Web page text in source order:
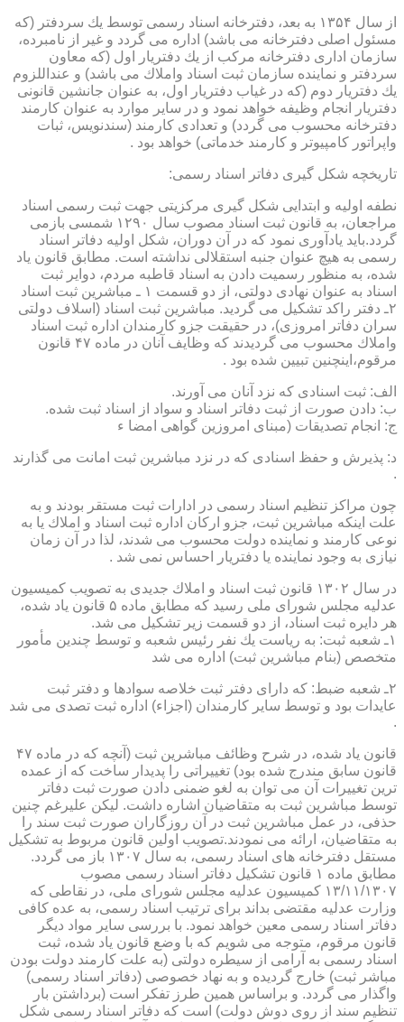
از سال ۱۳۵۴ به بعد، دفترخانه اسناد رسمی توسط یك سردفتر (كه
مسئول اصلی دفترخانه می باشد) اداره می گردد و غیر از نامبرده،
سازمان اداری دفترخانه مركب از یك دفتریار اول (كه معاون
سردفتر و نماینده سازمان ثبت اسناد واملاك می باشد) و عنداللزوم
یك دفتریار دوم (كه در غیاب دفتریار اول، به عنوان جانشین قانونی
دفتریار انجام وظیفه خواهد نمود و در سایر موارد به عنوان كارمند
دفترخانه محسوب می گردد) و تعدادی كارمند (سندنویس، ثبات
واپراتور كامپیوتر و كارمند خدماتی) خواهد بود .
تاریخچه شكل گیری دفاتر اسناد رسمی:
نطفه اولیه و ابتدایی شكل گیری مركزیتی جهت ثبت رسمی اسناد
مراجعان، به قانون ثبت اسناد مصوب سال ۱۲۹۰ شمسی بازمی
گردد.باید یادآوری نمود كه در آن دوران، شكل اولیه دفاتر اسناد
رسمی به هیچ عنوان جنبه استقلالی نداشته است. مطابق قانون یاد
شده، به منظور رسمیت دادن به اسناد قاطبه مردم، دوایر ثبت
اسناد به عنوان نهادی دولتی، از دو قسمت ۱ ـ مباشرین ثبت اسناد
۲ـ دفتر راكد تشكیل می گردید. مباشرین ثبت اسناد (اسلاف دولتی
سران دفاتر امروزی)، در حقیقت جزو كارمندان اداره ثبت اسناد
واملاك محسوب می گردیدند كه وظایف آنان در ماده ۴۷ قانون
مرقوم،اینچنین تبیین شده بود .
الف: ثبت اسنادی كه نزد آنان می آورند.
ب: دادن صورت از ثبت دفاتر اسناد و سواد از اسناد ثبت شده.
ج: انجام تصدیقات (مبنای امروزین گواهی امضا ء
د: پذیرش و حفظ اسنادی كه در نزد مباشرین ثبت امانت می گذارند
.
چون مراكز تنظیم اسناد رسمی در ادارات ثبت مستقر بودند و به
علت اینكه مباشرین ثبت، جزو اركان اداره ثبت اسناد و املاك یا به
نوعی كارمند و نماینده دولت محسوب می شدند، لذا در آن زمان
نیازی به وجود نماینده یا دفتریار احساس نمی شد .
در سال ۱۳۰۲ قانون ثبت اسناد و املاك جدیدی به تصویب كمیسیون
عدلیه مجلس شورای ملی رسید كه مطابق ماده ۵ قانون یاد شده،
هر دایره ثبت اسناد، از دو قسمت زیر تشكیل می شد.
۱ـ شعبه ثبت: به ریاست یك نفر رئیس شعبه و توسط چندین مأمور
متخصص (بنام مباشرین ثبت) اداره می شد
۲ـ شعبه ضبط: كه دارای دفتر ثبت خلاصه سوادها و دفتر ثبت
عایدات بود و توسط سایر كارمندان (اجزاء) اداره ثبت تصدی می شد
.
قانون یاد شده، در شرح وظائف مباشرین ثبت (آنچه كه در ماده ۴۷
قانون سابق مندرج شده بود) تغییراتی را پدیدار ساخت كه از عمده
ترین تغییرات آن می توان به لغو ضمنی دادن صورت ثبت دفاتر
توسط مباشرین ثبت به متقاضیان اشاره داشت. لیكن علیرغم چنین
حذفی، در عمل مباشرین ثبت در آن روزگاران صورت ثبت سند را
به متقاضیان، ارائه می نمودند.تصویب اولین قانون مربوط به تشكیل
مستقل دفترخانه های اسناد رسمی، به سال ۱۳۰۷ باز می گردد.
مطابق ماده ۱ قانون تشكیل دفاتر اسناد رسمی مصوب
۱۳/۱۱/۱۳۰۷ كمیسیون عدلیه مجلس شورای ملی، در نقاطی كه
وزارت عدلیه مقتضی بداند برای ترتیب اسناد رسمی، به عده كافی
دفاتر اسناد رسمی معین خواهد نمود. با بررسی سایر مواد دیگر
قانون مرقوم، متوجه می شویم كه با وضع قانون یاد شده، ثبت
اسناد رسمی به آرامی از سیطره دولتی (به علت كارمند دولت بودن
مباشر ثبت) خارج گردیده و به نهاد خصوصی (دفاتر اسناد رسمی)
واگذار می گردد. و براساس همین طرز تفكر است (برداشتن بار
تنظیم سند از روی دوش دولت) است كه دفاتر اسناد رسمی شكل